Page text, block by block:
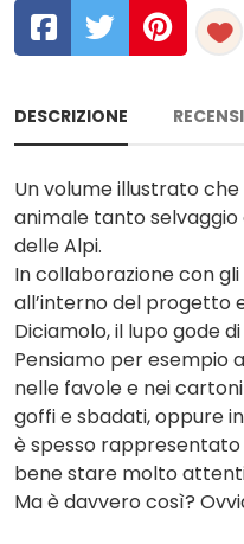
DESCRIZIONE
Un volume illustrato
animale tanto
delle Alpi.
In collaborazione con
all’interno del progetto
Diciamolo, il lupo gode
Pensiamo per esempio
nelle favole e nei
goffi e sbadati, oppure
è spesso
bene stare molto
Ma è davvero così?